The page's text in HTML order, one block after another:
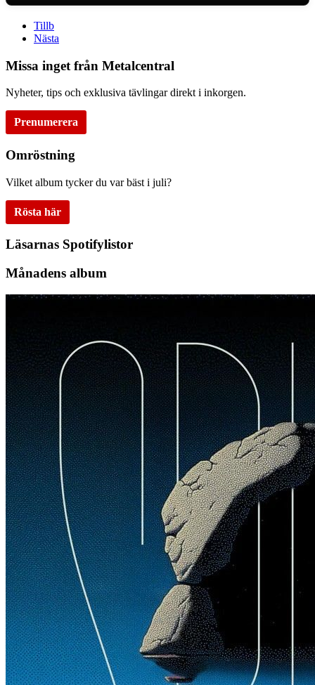
Tillb
Nästa
Missa inget från Metalcentral
Nyheter, tips och exklusiva tävlingar direkt i inkorgen.
Prenumerera
Omröstning
Vilket album tycker du var bäst i juli?
Rösta här
Läsarnas Spotifylistor
Månadens album